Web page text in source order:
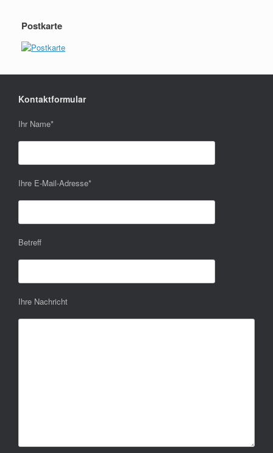
Postkarte
Kontaktformular
Ihr Name*
Ihre E-Mail-Adresse*
Betreff
Ihre Nachricht